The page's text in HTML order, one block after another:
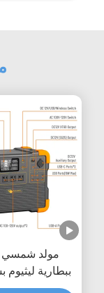
مولد شمسي
واط في